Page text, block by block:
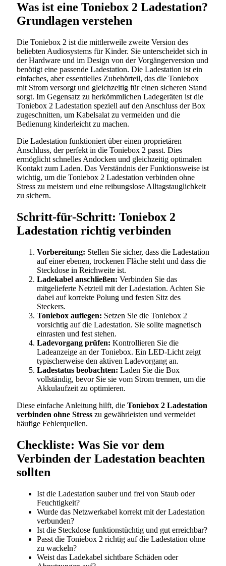
Was ist eine Toniebox 2 Ladestation?
Grundlagen verstehen
Die Toniebox 2 ist die mittlerweile zweite Version des
beliebten Audiosystems für Kinder. Sie unterscheidet sich in
der Hardware und im Design von der Vorgängerversion und
benötigt eine passende Ladestation. Die Ladestation ist ein
einfaches, aber essentielles Zubehörteil, das die Toniebox
mit Strom versorgt und gleichzeitig für einen sicheren Stand
sorgt. Im Gegensatz zu herkömmlichen Ladegeräten ist die
Toniebox 2 Ladestation speziell auf den Anschluss der Box
zugeschnitten, um Kabelsalat zu vermeiden und die
Bedienung kinderleicht zu machen.
Die Ladestation funktioniert über einen proprietären
Anschluss, der perfekt in die Toniebox 2 passt. Dies
ermöglicht schnelles Andocken und gleichzeitig optimalen
Kontakt zum Laden. Das Verständnis der Funktionsweise ist
wichtig, um die Toniebox 2 Ladestation verbinden ohne
Stress zu meistern und eine reibungslose Alltagstauglichkeit
zu sichern.
Schritt-für-Schritt: Toniebox 2
Ladestation richtig verbinden
Vorbereitung: Stellen Sie sicher, dass die Ladestation
auf einer ebenen, trockenen Fläche steht und dass die
Steckdose in Reichweite ist.
Ladekabel anschließen: Verbinden Sie das
mitgelieferte Netzteil mit der Ladestation. Achten Sie
dabei auf korrekte Polung und festen Sitz des
Steckers.
Toniebox auflegen: Setzen Sie die Toniebox 2
vorsichtig auf die Ladestation. Sie sollte magnetisch
einrasten und fest stehen.
Ladevorgang prüfen: Kontrollieren Sie die
Ladeanzeige an der Toniebox. Ein LED-Licht zeigt
typischerweise den aktiven Ladevorgang an.
Ladestatus beobachten: Laden Sie die Box
vollständig, bevor Sie sie vom Strom trennen, um die
Akkulaufzeit zu optimieren.
Diese einfache Anleitung hilft, die Toniebox 2 Ladestation
verbinden ohne Stress zu gewährleisten und vermeidet
häufige Fehlerquellen.
Checkliste: Was Sie vor dem
Verbinden der Ladestation beachten
sollten
Ist die Ladestation sauber und frei von Staub oder
Feuchtigkeit?
Wurde das Netzwerkabel korrekt mit der Ladestation
verbunden?
Ist die Steckdose funktionstüchtig und gut erreichbar?
Passt die Toniebox 2 richtig auf die Ladestation ohne
zu wackeln?
Weist das Ladekabel sichtbare Schäden oder